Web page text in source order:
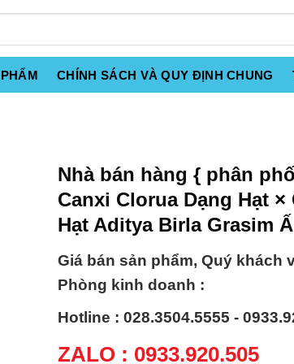
CHÍNH SÁCH VÀ QUY ĐỊNH CHUNG
Nhà bán hàng { phân
Canxi Clorua Dạng Hạt ×
Hạt Aditya Birla Grasim
Giá bán sản phẩm, Quý khách
Phòng kinh doanh :
Hotline : 028.3504.5555 -
ZALO : 0933.920.505